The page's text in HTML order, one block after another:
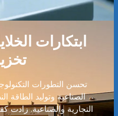
ابتكارات
تحسن التطورات
الصناعية وتوليد الطاقة
التجارية والصناعية. زادت